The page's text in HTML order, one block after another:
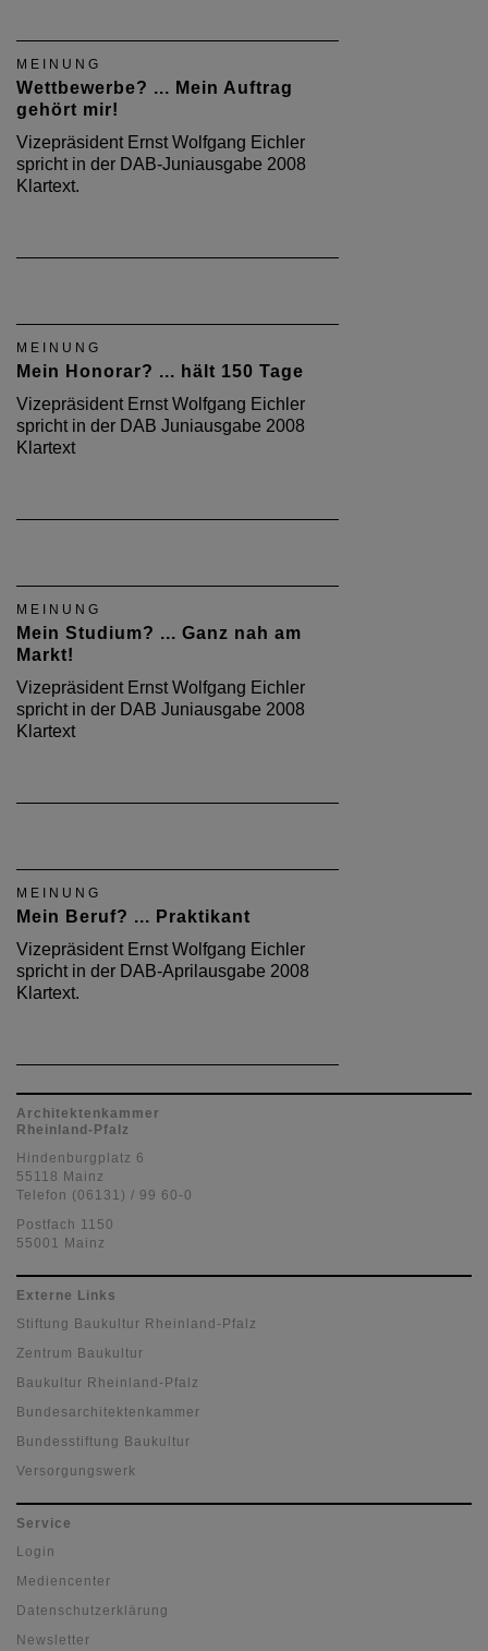
MEINUNG
Wettbewerbe? ... Mein Auftrag
gehört mir!
Vizepräsident Ernst Wolfgang Eichler
spricht in der DAB-Juniausgabe 2008
Klartext.
MEINUNG
Mein Honorar? ... hält 150 Tage
Vizepräsident Ernst Wolfgang Eichler
spricht in der DAB Juniausgabe 2008
Klartext
MEINUNG
Mein Studium? ... Ganz nah am
Markt!
Vizepräsident Ernst Wolfgang Eichler
spricht in der DAB Juniausgabe 2008
Klartext
MEINUNG
Mein Beruf? ... Praktikant
Vizepräsident Ernst Wolfgang Eichler
spricht in der DAB-Aprilausgabe 2008
Klartext.
Architektenkammer
Rheinland-Pfalz
Hindenburgplatz 6
55118 Mainz
Telefon (06131) / 99 60-0
Postfach 1150
55001 Mainz
Externe Links
Stiftung Baukultur Rheinland-Pfalz
Zentrum Baukultur
Baukultur Rheinland-Pfalz
Bundesarchitektenkammer
Bundesstiftung Baukultur
Versorgungswerk
Service
Login
Mediencenter
Datenschutzerklärung
Newsletter